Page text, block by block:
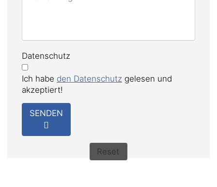
Datenschutz
Ich habe den Datenschutz gelesen und
akzeptiert!
SENDEN
Reset